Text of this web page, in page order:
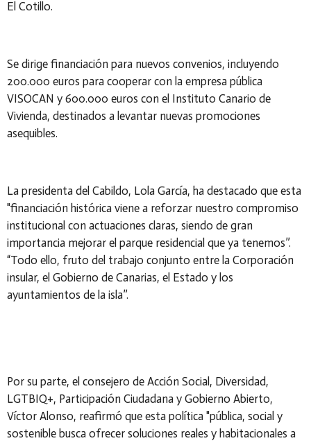
El Cotillo.
Se dirige financiación para nuevos convenios, incluyendo
200.000 euros para cooperar con la empresa pública
VISOCAN y 600.000 euros con el Instituto Canario de
Vivienda, destinados a levantar nuevas promociones
asequibles.
La presidenta del Cabildo, Lola García, ha destacado que esta
"financiación histórica viene a reforzar nuestro compromiso
institucional con actuaciones claras, siendo de gran
importancia mejorar el parque residencial que ya tenemos”.
“Todo ello, fruto del trabajo conjunto entre la Corporación
insular, el Gobierno de Canarias, el Estado y los
ayuntamientos de la isla”.
Por su parte, el consejero de Acción Social, Diversidad,
LGTBIQ+, Participación Ciudadana y Gobierno Abierto,
Víctor Alonso, reafirmó que esta política "pública, social y
sostenible busca ofrecer soluciones reales y habitacionales a